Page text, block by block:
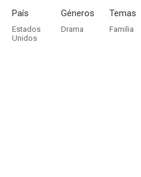
País
Estados
Unidos
Géneros
Drama
Temas
Familia